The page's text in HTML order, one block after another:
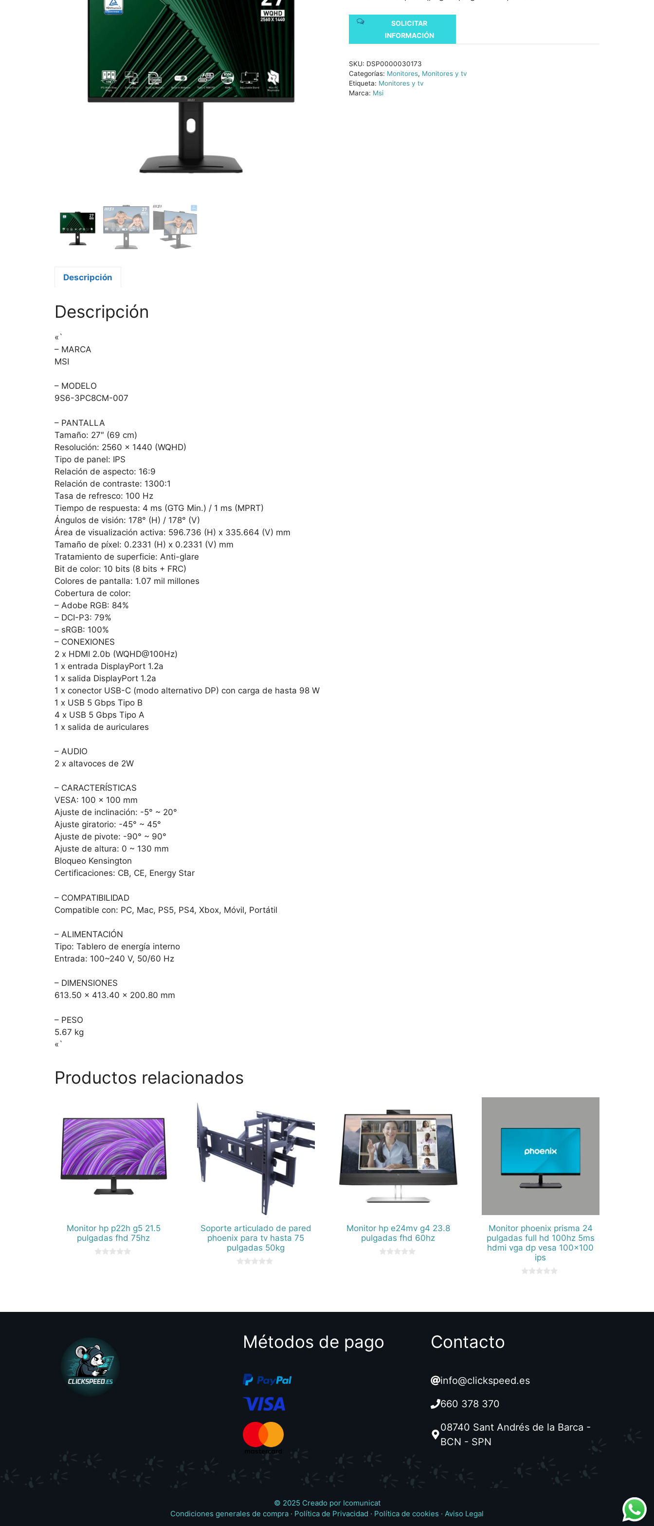
SOLICITAR
INFORMACIÓN
SKU: DSP0000030173
Categorías: Monitores, Monitores y tv
Etiqueta: Monitores y tv
Marca: Msi
Descripción
Descripción
«`
– MARCA
MSI
– MODELO
9S6-3PC8CM-007
– PANTALLA
Tamaño: 27″ (69 cm)
Resolución: 2560 x 1440 (WQHD)
Tipo de panel: IPS
Relación de aspecto: 16:9
Relación de contraste: 1300:1
Tasa de refresco: 100 Hz
Tiempo de respuesta: 4 ms (GTG Min.) / 1 ms (MPRT)
Ángulos de visión: 178° (H) / 178° (V)
Área de visualización activa: 596.736 (H) x 335.664 (V) mm
Tamaño de píxel: 0.2331 (H) x 0.2331 (V) mm
Tratamiento de superficie: Anti-glare
Bit de color: 10 bits (8 bits + FRC)
Colores de pantalla: 1.07 mil millones
Cobertura de color:
– Adobe RGB: 84%
– DCI-P3: 79%
– sRGB: 100%
– CONEXIONES
2 x HDMI 2.0b (WQHD@100Hz)
1 x entrada DisplayPort 1.2a
1 x salida DisplayPort 1.2a
1 x conector USB-C (modo alternativo DP) con carga de hasta 98 W
1 x USB 5 Gbps Tipo B
4 x USB 5 Gbps Tipo A
1 x salida de auriculares
– AUDIO
2 x altavoces de 2W
– CARACTERÍSTICAS
VESA: 100 x 100 mm
Ajuste de inclinación: -5° ~ 20°
Ajuste giratorio: -45° ~ 45°
Ajuste de pivote: -90° ~ 90°
Ajuste de altura: 0 ~ 130 mm
Bloqueo Kensington
Certificaciones: CB, CE, Energy Star
– COMPATIBILIDAD
Compatible con: PC, Mac, PS5, PS4, Xbox, Móvil, Portátil
– ALIMENTACIÓN
Tipo: Tablero de energía interno
Entrada: 100~240 V, 50/60 Hz
– DIMENSIONES
613.50 x 413.40 x 200.80 mm
– PESO
5.67 kg
«`
Productos relacionados
Monitor hp p22h g5 21.5
pulgadas fhd 75hz
Soporte articulado de pared
phoenix para tv hasta 75
pulgadas 50kg
Monitor hp e24mv g4 23.8
pulgadas fhd 60hz
Monitor phoenix prisma 24
pulgadas full hd 100hz 5ms
hdmi vga dp vesa 100×100
ips
Métodos de pago Contacto
info@clickspeed.es
660 378 370
08740 Sant Andrés de la Barca -
BCN - SPN
© 2025 Creado por Icomunicat
Condiciones generales de compra · Política de Privacidad · Política de cookies · Aviso Legal